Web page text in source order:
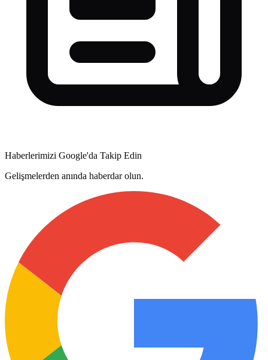
Haberlerimizi Google'da Takip Edin
Gelişmelerden anında haberdar olun.